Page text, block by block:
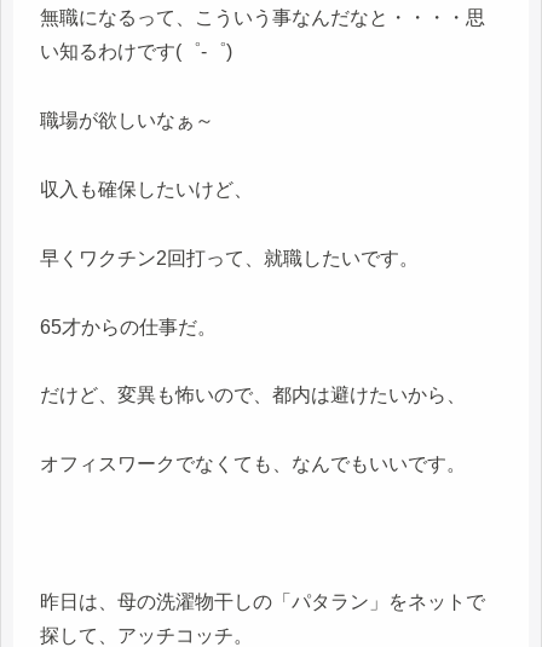
無職になるって、こういう事なんだなと・・・・思
い知るわけです(゜-゜)
職場が欲しいなぁ～
収入も確保したいけど、
早くワクチン2回打って、就職したいです。
65才からの仕事だ。
だけど、変異も怖いので、都内は避けたいから、
オフィスワークでなくても、なんでもいいです。
昨日は、母の洗濯物干しの「パタラン」をネットで
探して、アッチコッチ。